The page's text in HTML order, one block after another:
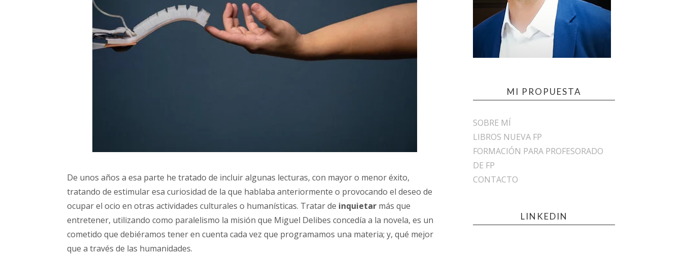
De unos años a esa parte he tratado de incluir algunas lecturas, con mayor o menor éxito,
tratando de estimular esa curiosidad de la que hablaba anteriormente o provocando el deseo de
ocupar el ocio en otras actividades culturales o humanísticas. Tratar de inquietar más que
entretener, utilizando como paralelismo la misión que Miguel Delibes concedía a la novela, es un
cometido que debiéramos tener en cuenta cada vez que programamos una materia; y, qué mejor
que a través de las humanidades.
MI PROPUESTA
SOBRE MÍ
LIBROS NUEVA FP
FORMACIÓN PARA PROFESORADO
DE FP
CONTACTO
LINKEDIN